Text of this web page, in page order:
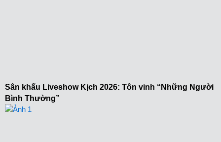
Sân khấu Liveshow Kịch 2026: Tôn vinh “Những Người
Bình Thường”